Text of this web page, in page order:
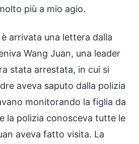
più a mio agio.
arrivata una lettera dalla
Wang Juan, una leader
stata arrestata, in cui si
aveva saputo dalla polizia
monitorando la figlia da
la polizia conosceva tutte le
aveva fatto visita. La